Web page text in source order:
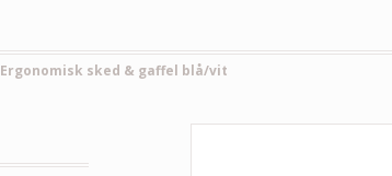
Ergonomisk sked & gaffel blå/vit